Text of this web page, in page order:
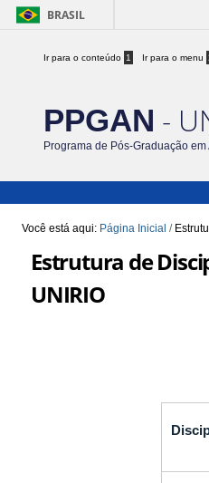
BRASIL
Ir para o conteúdo 1 Ir para o menu
PPGAN -
Programa de Pós-Graduação
Você está aqui: Página Inicial /
Estrutura de
UNIRIO